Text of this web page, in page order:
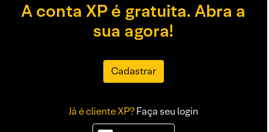
A conta XP é gratuita. Abra a
sua agora!
Cadastrar
Já é cliente XP?Faça seu login